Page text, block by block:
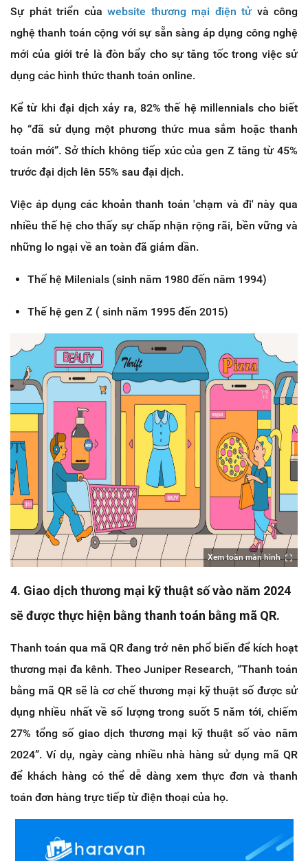
Sự phát triển của website thương mại điện tửvà công
nghệ thanh toán cộng với sự sẵn sàng áp dụng công nghệ
mới của giới trẻ là đòn bẩy cho sự tăng tốc trong việc sử
dụng các hình thức thanh toán online.
Kể từ khi đại dịch xảy ra, 82% thế hệ millennials cho biết
họ “đã sử dụng một phương thức mua sắm hoặc thanh
toán mới”. Sở thích không tiếp xúc của gen Z tăng từ 45%
trước đại dịch lên 55% sau đại dịch.
Việc áp dụng các khoản thanh toán 'chạm và đi' này qua
nhiều thế hệ cho thấy sự chấp nhận rộng rãi, bền vững và
những lo ngại về an toàn đã giảm dần.
Thế hệ Milenials (sinh năm 1980 đến năm 1994)
Thế hệ gen Z ( sinh năm 1995 đến 2015)
Xem toàn màn hình
4. Giao dịch thương mại kỹ thuật số vào năm 2024
sẽ được thực hiện bằng thanh toán bằng mã QR.
Thanh toán qua mã QR đang trở nên phổ biến để kích hoạt
thương mại đa kênh. Theo Juniper Research, “Thanh toán
bằng mã QR sẽ là cơ chế thương mại kỹ thuật số được sử
dụng nhiều nhất về số lượng trong suốt 5 năm tới, chiếm
27% tổng số giao dịch thương mại kỹ thuật số vào năm
2024”. Ví dụ, ngày càng nhiều nhà hàng sử dụng mã QR
để khách hàng có thể dễ dàng xem thực đơn và thanh
toán đơn hàng trực tiếp từ điện thoại của họ.